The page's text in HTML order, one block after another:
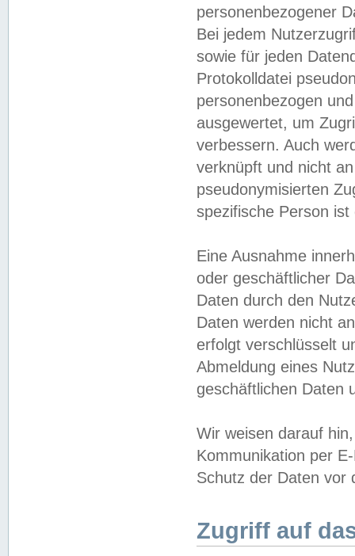
personenbezogener
Bei jedem
sowie für jeden
Protokolldatei
personenbezogen
ausgewertet, um
verbessern. Auch
verknüpft und nicht
pseudonymisierten
spezifische Person
Eine Ausnahme
oder geschäftlicher
Daten durch den
Daten werden nicht
erfolgt verschlüsselt
Abmeldung eines
geschäftlichen Daten
Wir weisen darauf
Kommunikation per
Schutz der Daten vor
Zugriff auf